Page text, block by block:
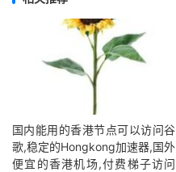
国内能用的香港节点可以访问谷
歌,稳定的Hongkong加速器,国外
便宜的香港机场,付费梯子访问